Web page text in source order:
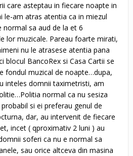
care asteptau in fiecare noapte in
le-am atras atentia ca in miezul
normal sa aud de la et 6
lor muzicale. Pareau foarte mirati,
nu le atrasese atentia pana
blocul BancoRex si Casa Cartii se
fondul muzical de noapte…dupa,
inteles domnii taximetristi, am
normal ca nu sesiza
si ei preferau genul de
dar, au intervenit de fiecare
incet ( qproximativ 2 luni ) au
soferi ca nu e normal sa
sau orice altceva din masina